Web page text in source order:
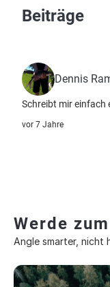
Beiträge
Dennis
Schreibt mir einfach
vor 7 Jahre
Werde
Angle smarter, nicht